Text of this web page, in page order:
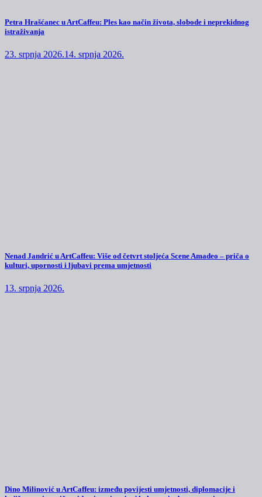
Petra Hrašćanec u ArtCaffeu: Ples kao način života, slobode i neprekidnog
istraživanja
23. srpnja 2026.14. srpnja 2026.
Nenad Jandrić u ArtCaffeu: Više od četvrt stoljeća Scene Amadeo – priča o
kulturi, upornosti i ljubavi prema umjetnosti
13. srpnja 2026.
Dino Milinović u ArtCaffeu: između povijesti umjetnosti, diplomacije i